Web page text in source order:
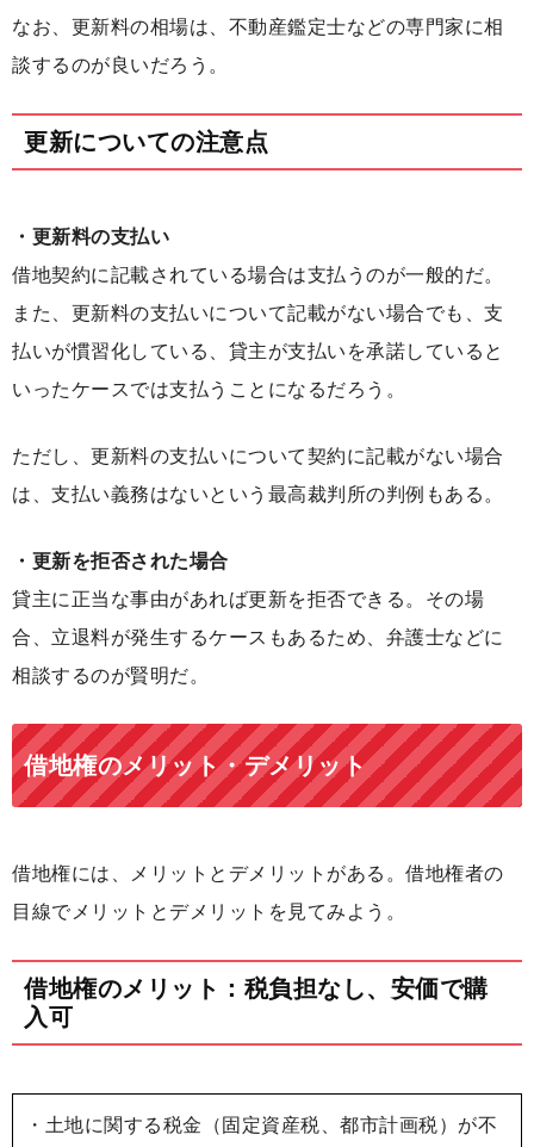
なお、更新料の相場は、不動産鑑定士などの専門家に相
談するのが良いだろう。
更新についての注意点
・更新料の支払い
借地契約に記載されている場合は支払うのが一般的だ。
また、更新料の支払いについて記載がない場合でも、支
払いが慣習化している、貸主が支払いを承諾していると
いったケースでは支払うことになるだろう。
ただし、更新料の支払いについて契約に記載がない場合
は、支払い義務はないという最高裁判所の判例もある。
・更新を拒否された場合
貸主に正当な事由があれば更新を拒否できる。その場
合、立退料が発生するケースもあるため、弁護士などに
相談するのが賢明だ。
借地権のメリット・デメリット
借地権には、メリットとデメリットがある。借地権者の
目線でメリットとデメリットを見てみよう。
借地権のメリット：税負担なし、安価で購
入可
・土地に関する税金（固定資産税、都市計画税）が不